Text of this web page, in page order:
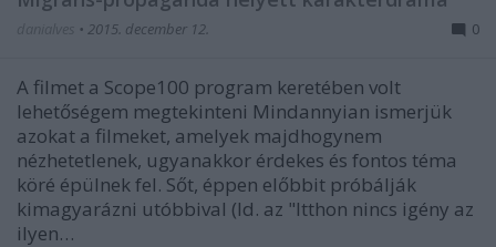
• 2015. december 12. 0
A filmet a Scope100 program keretében volt
lehetőségem megtekinteni Mindannyian ismerjük
azokat a filmeket, amelyek majdhogynem
nézhetetlenek, ugyanakkor érdekes és fontos téma
köré épülnek fel. Sőt, éppen előbbit próbálják
kimagyarázni utóbbival (ld. az "Itthon nincs igény az
ilyen…